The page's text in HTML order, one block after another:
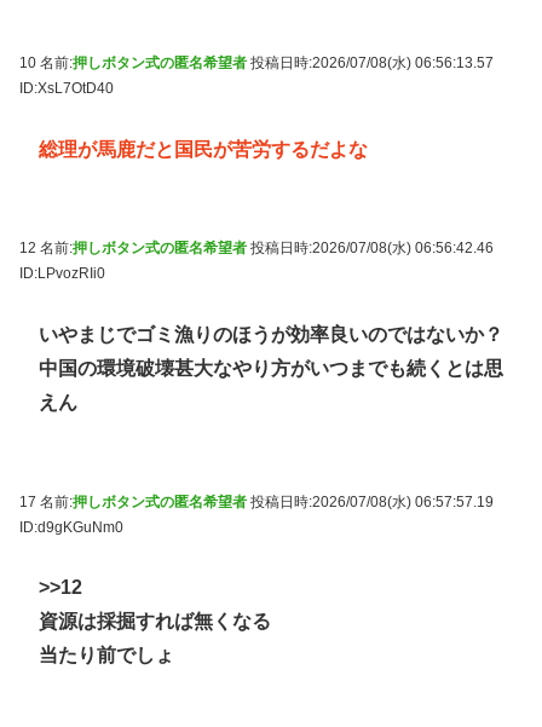
10 名前:押しボタン式の匿名希望者 投稿日時:2026/07/08(水) 06:56:13.57
ID:XsL7OtD40
総理が馬鹿だと国民が苦労するだよな
12 名前:押しボタン式の匿名希望者 投稿日時:2026/07/08(水) 06:56:42.46
ID:LPvozRIi0
いやまじでゴミ漁りのほうが効率良いのではないか？
中国の環境破壊甚大なやり方がいつまでも続くとは思
えん
17 名前:押しボタン式の匿名希望者 投稿日時:2026/07/08(水) 06:57:57.19
ID:d9gKGuNm0
>>12
資源は採掘すれば無くなる
当たり前でしょ